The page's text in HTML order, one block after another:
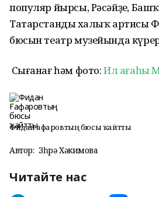
популяр йырсы, Рәсәйҙең,
Татарстандың халыҡ артисы
бюсын театр музейында
Сығанағ һәм фото:Ил ағаһы
Фидан Ғафаровтың бюсы ҡайтты
Автор: Зөһрә Хәкимова
Читайте нас